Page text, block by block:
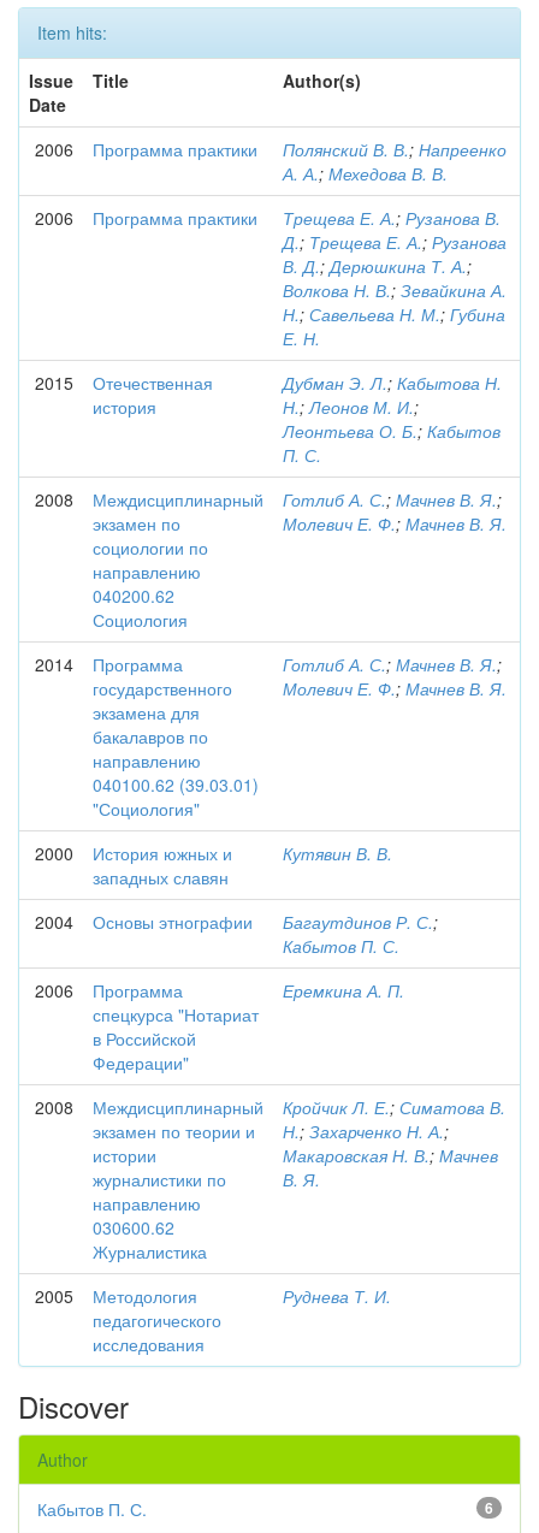
Item hits:
Issue
Date
Title Author(s)
2006 Программа практики Полянский В. В.; Напреенко
А. А.; Мехедова В. В.
2006
Программа практики Трещева Е. А.; Рузанова В.
Д.; Трещева Е. А.; Рузанова
В. Д.;Дерюшкина Т. А.;
Волкова Н. В.; Зевайкина А.
Н.; Савельева Н. М.; Губина
Е. Н.
2015
Отечественная
история
Дубман Э. Л.; Кабытова Н.
Н.;Леонов М. И.;
Леонтьева О. Б.; Кабытов
П. С.
2008
Междисциплинарный
экзамен по
социологии по
направлению
040200.62
Социология
Готлиб А. С.; Мачнев В. Я.;
Молевич Е. Ф.; Мачнев В. Я.
2014
Программа
государственного
экзамена для
бакалавров по
направлению
040100.62 (39.03.01)
"Социология"
Готлиб А. С.; Мачнев В. Я.;
Молевич Е. Ф.; Мачнев В. Я.
2000
История южных и
западных славян
Кутявин В. В.
2004 Основы этнографии Багаутдинов Р. С.;
Кабытов П. С.
2006
Программа
спецкурса "Нотариат
в Российской
Федерации"
Еремкина А. П.
2008
Междисциплинарный
экзамен по теории и
истории
журналистики по
направлению
030600.62
Журналистика
Кройчик Л. Е.; Симатова В.
Н.; Захарченко Н. А.;
Макаровская Н. В.; Мачнев
В. Я.
2005
Методология
педагогического
исследования
Руднева Т. И.
Discover
Author
6
Кабытов П. С.